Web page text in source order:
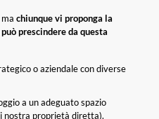
chiunque vi proponga la
prescindere da questa
o aziendale con diverse
a un adeguato spazio
nostra proprietà diretta).